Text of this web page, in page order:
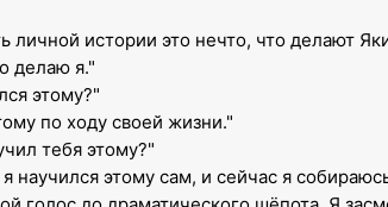
личной истории это нечто, что делают
делаю я."
этому?"
по ходу своей жизни."
тебя этому?"
научился этому сам, и сейчас я